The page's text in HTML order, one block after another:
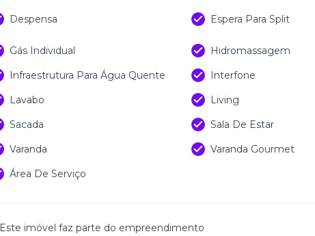
Despensa Espera Para Split
Gás Individual
Hidromassagem
Infraestrutura Para Água Quente
Interfone
Lavabo
Living
Sacada
Sala De Estar
Varanda
Varanda Gourmet
Área De Serviço
Este imóvel faz parte do empreendimento